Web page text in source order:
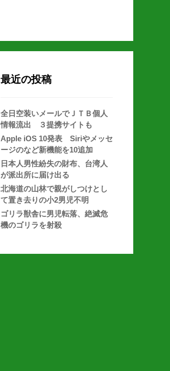
最近の投稿
全日空装いメールでＪＴＢ個人
情報流出 ３提携サイトも
Apple iOS 10発表 Siriやメッセ
ージのなど新機能を10追加
日本人男性紛失の財布、台湾人
が派出所に届け出る
北海道の山林で親がしつけとし
て置き去りの小2男児不明
ゴリラ獣舎に男児転落、絶滅危
機のゴリラを射殺